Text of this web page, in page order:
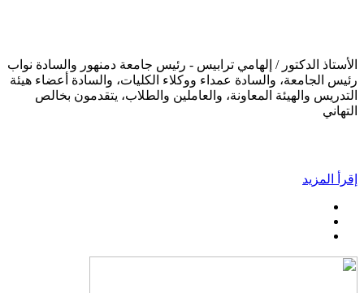
الأستاذ الدكتور / إلهامي ترابيس - رئيس جامعة دمنهور والسادة نواب
رئيس الجامعة، والسادة عمداء ووكلاء الكليات، والسادة أعضاء هيئة
التدريس والهيئة المعاونة، والعاملين والطلاب، يتقدمون بخالص
التهاني
إقرأ المزيد